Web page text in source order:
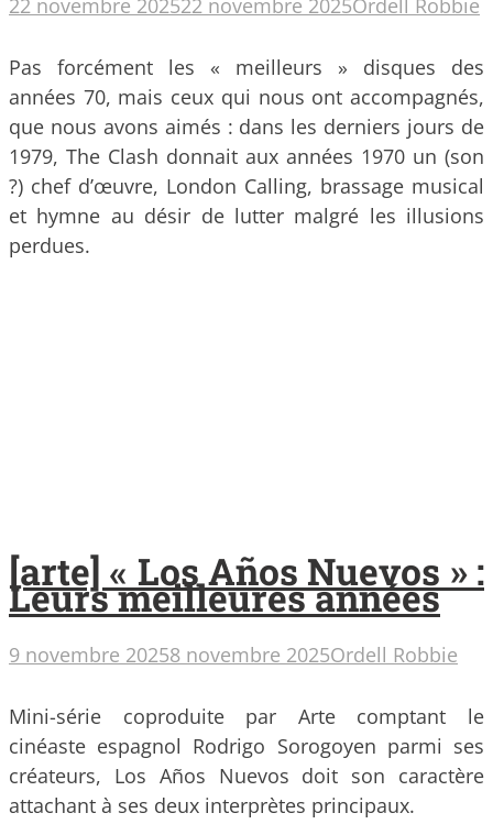
22 novembre 202522 novembre 2025Ordell Robbie
Pas forcément les « meilleurs » disques des
années 70, mais ceux qui nous ont accompagnés,
que nous avons aimés : dans les derniers jours de
1979, The Clash donnait aux années 1970 un (son
?) chef d’œuvre, London Calling, brassage musical
et hymne au désir de lutter malgré les illusions
perdues.
[arte] « Los Años Nuevos » :
Leurs meilleures années
9 novembre 20258 novembre 2025Ordell Robbie
Mini-série coproduite par Arte comptant le
cinéaste espagnol Rodrigo Sorogoyen parmi ses
créateurs, Los Años Nuevos doit son caractère
attachant à ses deux interprètes principaux.